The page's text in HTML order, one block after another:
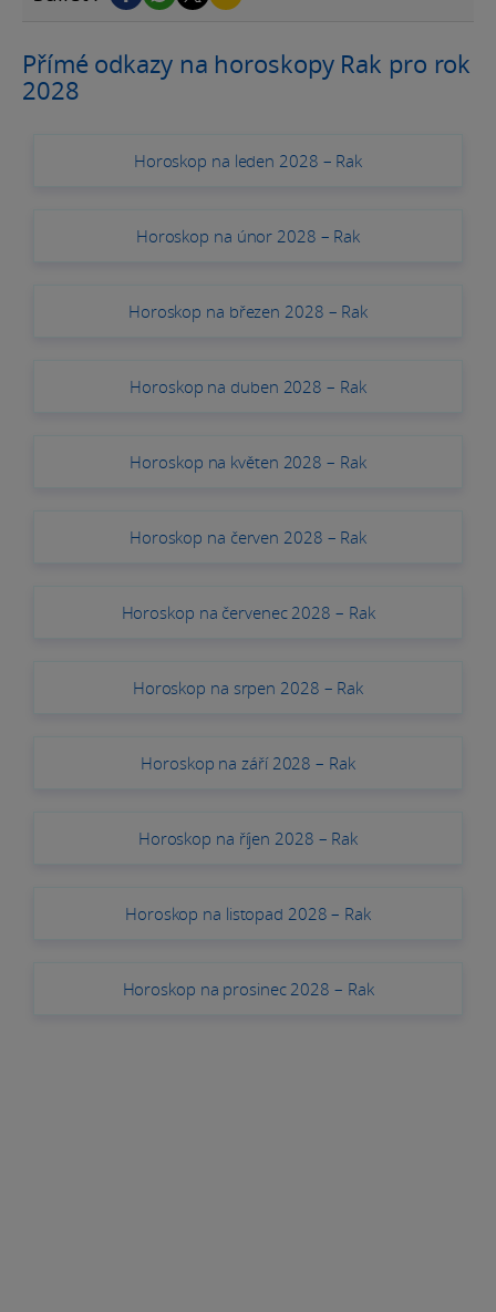
Přímé odkazy na horoskopy Rak pro rok
2028
Horoskop na leden 2028 – Rak
Horoskop na únor 2028 – Rak
Horoskop na březen 2028 – Rak
Horoskop na duben 2028 – Rak
Horoskop na květen 2028 – Rak
Horoskop na červen 2028 – Rak
Horoskop na červenec 2028 – Rak
Horoskop na srpen 2028 – Rak
Horoskop na září 2028 – Rak
Horoskop na říjen 2028 – Rak
Horoskop na listopad 2028 – Rak
Horoskop na prosinec 2028 – Rak